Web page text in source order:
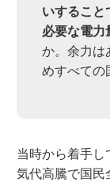
いすること
必要な電力
か。余力は
めすべての
当時から着手し
気代高騰で国民